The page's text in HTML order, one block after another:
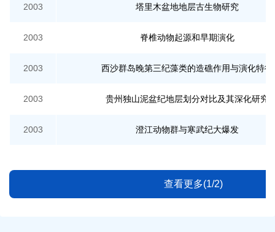
2003 塔里木盆地地层古生物研究
2003 脊椎动物起源和早期演化
2003 西沙群岛晚第三纪藻类的造礁作用与演化特征
2003 贵州独山泥盆纪地层划分对比及其深化研究
2003 澄江动物群与寒武纪大爆发
查看更多(1/2)